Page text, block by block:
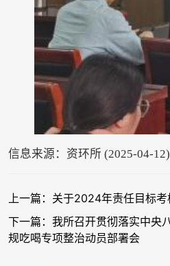
信息来源：资环所 (2025-04-12)
上一篇：关于2024年责任目标
下一篇：我所召开贯彻落实中央
规吃喝专项整治动员部署会